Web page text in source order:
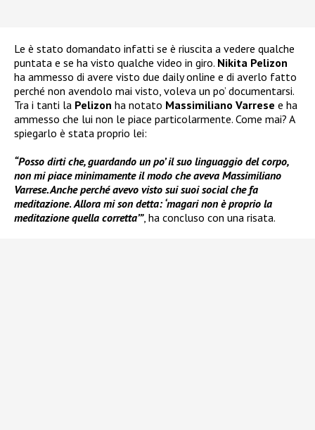
Le è stato domandato infatti se è riuscita a vedere qualche
puntata e se ha visto qualche video in giro. Nikita Pelizon
ha ammesso di avere visto due daily online e di averlo fatto
perché non avendolo mai visto, voleva un po’ documentarsi.
Tra i tanti la Pelizon ha notato Massimiliano Varrese e ha
ammesso che lui non le piace particolarmente. Come mai? A
spiegarlo è stata proprio lei:
“Posso dirti che, guardando un po’ il suo linguaggio del corpo,
non mi piace minimamente il modo che aveva Massimiliano
Varrese. Anche perché avevo visto sui suoi social che fa
meditazione. Allora mi son detta: ‘magari non è proprio la
meditazione quella corretta’”, ha concluso con una risata.